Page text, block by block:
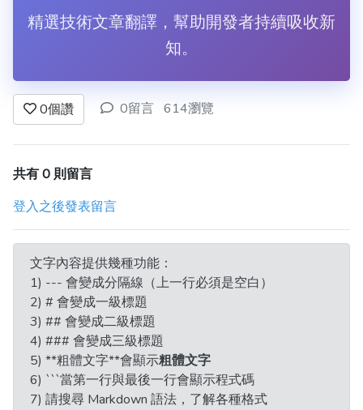
精選技術文章翻譯，幫助開發者持續吸收新
知。
0個讚 0留言 614瀏覽
共有 0 則留言
登入之後發表留言
文字內容提供幾種功能：
1) --- 會變成分隔線（上一行必須是空白）
2) # 會變成一級標題
3) ## 會變成二級標題
4) ### 會變成三級標題
5) **粗體文字**會顯示粗體文字
6) ```當第一行與最後一行會顯示程式碼
7) 請搜尋 Markdown 語法，了解各種格式